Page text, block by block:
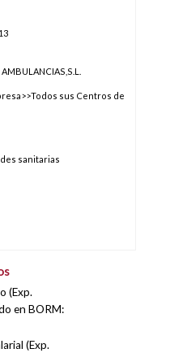
sus Centros de
sanitarias
(Exp.
en BORM:
(Exp.